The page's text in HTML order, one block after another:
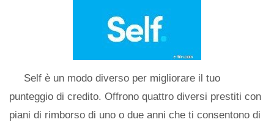
Self è un modo diverso per migliorare il tuo
punteggio di credito. Offrono quattro diversi prestiti con
piani di rimborso di uno o due anni che ti consentono di